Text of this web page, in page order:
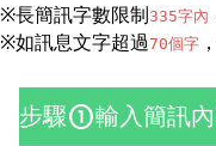
※長簡訊字數限制335字內
※如訊息文字超過 70個字
步驟counter_1輸入簡訊